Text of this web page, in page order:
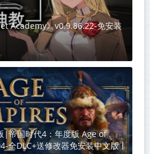
Academy》v0.9.86.22-免安装
|帝国时代4：年度版 Age of
全DLC+送修改器免安装中文版丨